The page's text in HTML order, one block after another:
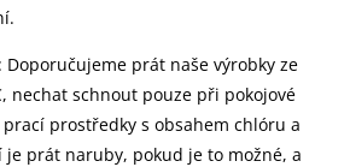
: Doporučujeme prát naše výrobky ze
nechat schnout pouze při pokojové
prostředky s obsahem chlóru a
je prát naruby, pokud je to možné, a